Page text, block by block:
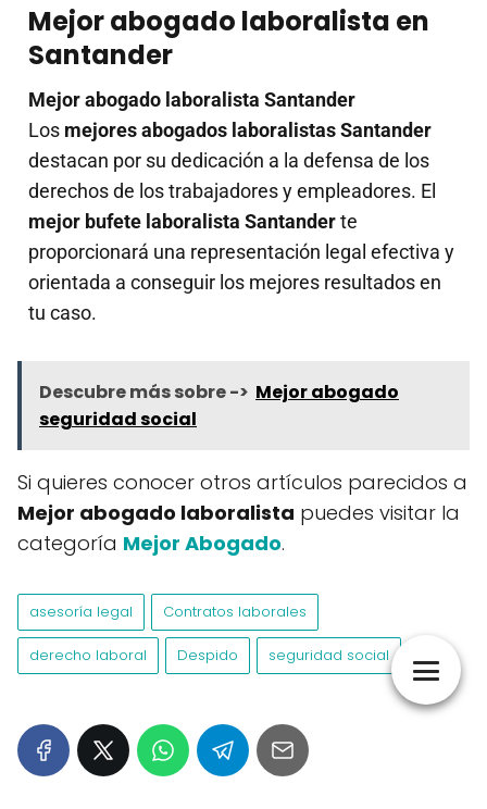
Mejor abogado laboralista en
Santander
Mejor abogado laboralista Santander
Los mejores abogados laboralistas Santander
destacan por su dedicación a la defensa de los
derechos de los trabajadores y empleadores. El
mejor bufete laboralista Santanderte
proporcionará una representación legal efectiva y
orientada a conseguir los mejores resultados en
tu caso.
Descubre más sobre -> Mejor abogado
seguridad social
Si quieres conocer otros artículos parecidos a
Mejor abogado laboralista puedes visitar la
categoría Mejor Abogado.
asesoría legal Contratos laborales
derecho laboral Despido seguridad social